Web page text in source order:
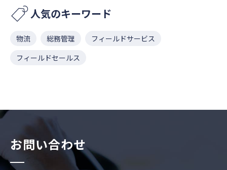
人気のキーワード
物流 総務管理
フィールドサービス
フィールドセールス
お問い合わせ